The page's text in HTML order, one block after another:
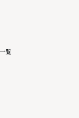
覧